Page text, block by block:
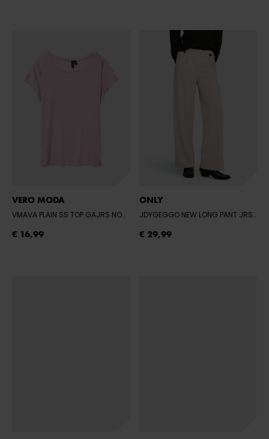
VERO MODA
VMAVA PLAIN SS TOP GAJRS NOOS - PINK-A-BOO
€ 16,99
ONLY
JDYGEGGO NEW LONG PANT JRS NOOS
€ 29,99